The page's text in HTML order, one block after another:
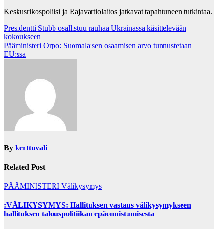
Keskusrikospoliisi ja Rajavartiolaitos jatkavat tapahtuneen tutkintaa.
Post
navigation
Presidentti Stubb osallistuu rauhaa Ukrainassa käsittelevään
kokoukseen
Pääministeri Orpo: Suomalaisen osaamisen arvo tunnustetaan
EU:ssa
By kerttuvali
Related Post
PÄÄMINISTERI Välikysymys
:VÄLIKYSYMYS: Hallituksen vastaus välikysymykseen
hallituksen talouspolitiikan epäonnistumisesta